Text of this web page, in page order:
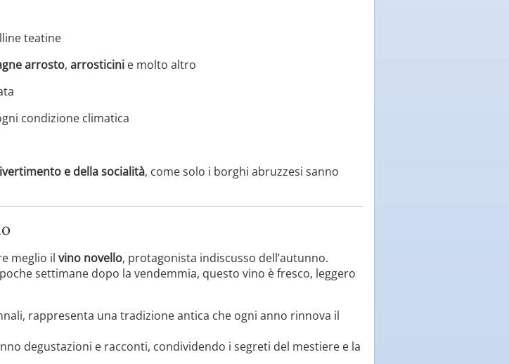
teatine
arrosto, arrosticini e molto altro
condizione climatica
e della socialità, come solo i borghi abruzzesi sanno
meglio il vino novello, protagonista indiscusso dell’autunno.
settimane dopo la vendemmia, questo vino è fresco, leggero
rappresenta una tradizione antica che ogni anno rinnova il
degustazioni e racconti, condividendo i segreti del mestiere e la